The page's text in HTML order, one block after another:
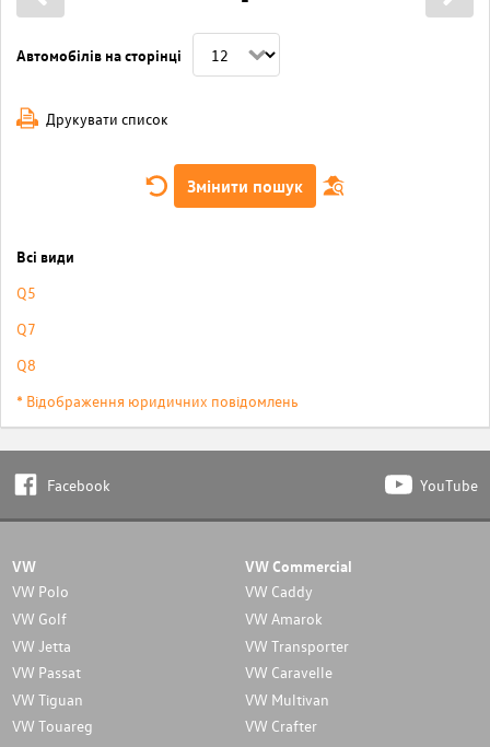
Автомобілів на сторінці
Друкувати список
Змінити пошук
Всі види
Q5
Q7
Q8
* Відображення юридичних повідомлень
Facebook YouTube
VW
VW Polo
VW Golf
VW Jetta
VW Passat
VW Tiguan
VW Touareg
VW Commercial
VW Caddy
VW Amarok
VW Transporter
VW Caravelle
VW Multivan
VW Crafter